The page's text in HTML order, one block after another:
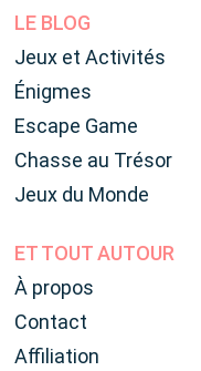
LE BLOG
Jeux et Activités
Énigmes
Escape Game
Chasse au Trésor
Jeux du Monde
ET TOUT AUTOUR
À propos
Contact
Affiliation